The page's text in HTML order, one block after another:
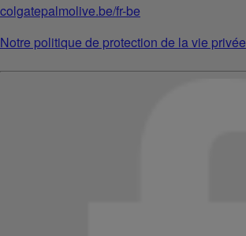
colgatepalmolive.be/fr-be
Notre politique de protection de la vie privée